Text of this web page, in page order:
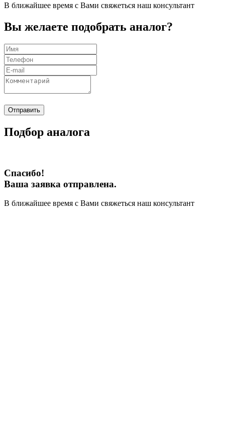
В ближайшее время с Вами свяжеться наш консультант
Вы желаете подобрать аналог?
Отправить
Подбор аналога
Спасибо!
Ваша заявка отправлена.
В ближайшее время с Вами свяжеться наш консультант